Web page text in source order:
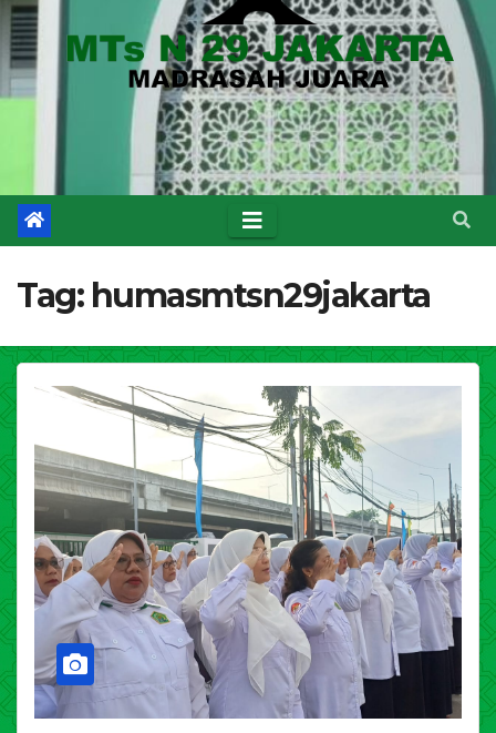
Tag: humasmtsn29jakarta